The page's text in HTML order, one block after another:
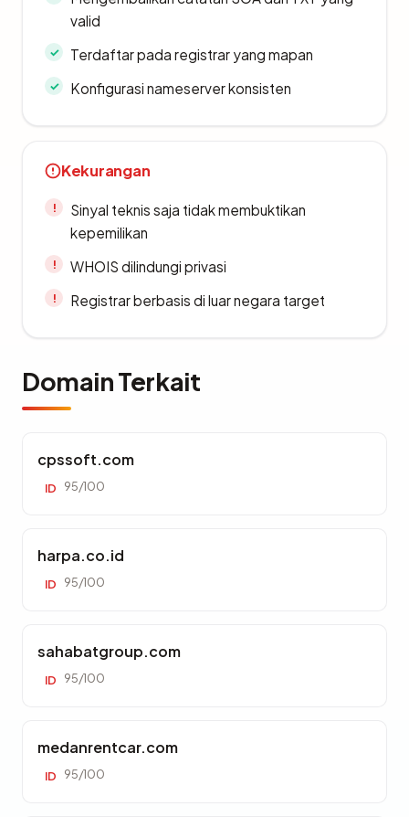
valid
Terdaftar pada registrar yang mapan
Konfigurasi nameserver konsisten
Kekurangan
Sinyal teknis saja tidak membuktikan
kepemilikan
WHOIS dilindungi privasi
Registrar berbasis di luar negara target
Domain Terkait
cpssoft.com
ID 95/100
harpa.co.id
ID 95/100
sahabatgroup.com
ID 95/100
medanrentcar.com
ID 95/100